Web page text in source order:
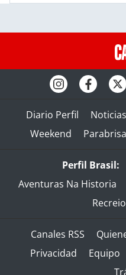
Diario Perfil Noticias
Weekend
Perfil Brasil:
Aventuras Na Historia
Recreio
Canales RSS
Privacidad
Equipo